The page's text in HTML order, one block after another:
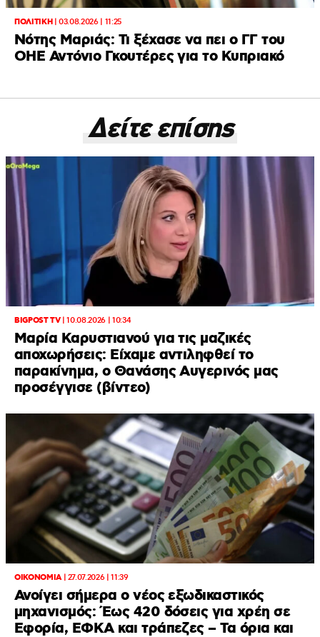
ΠΟΛΙΤΙΚΗ|03.08.2026 | 11:25
Νότης Μαριάς: Τι ξέχασε να πει ο ΓΓ του
ΟΗΕ Αντόνιο Γκουτέρες για το Κυπριακό
Δείτε επίσης
BIGPOST TV|10.08.2026 | 10:34
Μαρία Καρυστιανού για τις μαζικές
αποχωρήσεις: Είχαμε αντιληφθεί το
παρακίνημα, ο Θανάσης Αυγερινός μας
προσέγγισε (βίντεο)
ΟΙΚΟΝΟΜΙΑ| 27.07.2026 | 11:39
Ανοίγει σήμερα ο νέος εξωδικαστικός
μηχανισμός: Έως 420 δόσεις για χρέη σε
Εφορία, ΕΦΚΑ και τράπεζες – Τα όρια και